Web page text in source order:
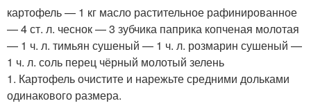
картофель — 1 кг масло растительное рафинированное
— 4 ст. л. чеснок — 3 зубчика паприка копченая молотая
— 1 ч. л. тимьян сушеный — 1 ч. л. розмарин сушеный —
1 ч. л. соль перец чёрный молотый зелень
1. Картофель очистите и нарежьте средними дольками
одинакового размера.